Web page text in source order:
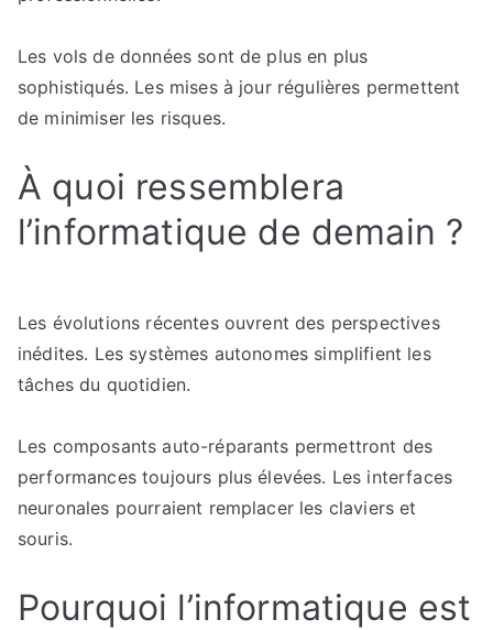
Les vols de données sont de plus en plus
sophistiqués. Les mises à jour régulières permettent
de minimiser les risques.
À quoi ressemblera
l’informatique de demain ?
Les évolutions récentes ouvrent des perspectives
inédites. Les systèmes autonomes simplifient les
tâches du quotidien.
Les composants auto-réparants permettront des
performances toujours plus élevées. Les interfaces
neuronales pourraient remplacer les claviers et
souris.
Pourquoi l’informatique est